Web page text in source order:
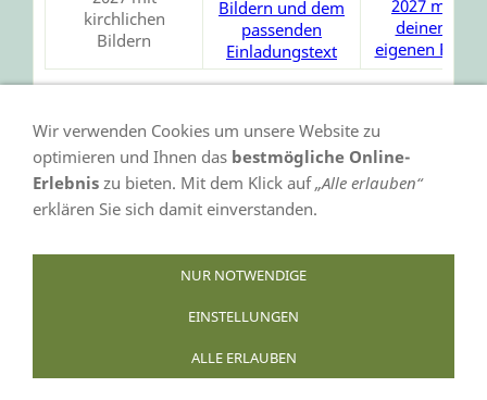
Cookies Widerufsformular
Wir verwenden Cookies um unsere Website zu
optimieren und Ihnen das bestmögliche Online-
Erlebnis zu bieten. Mit dem Klick auf„Alle erlauben“
erklären Sie sich damit einverstanden.
NUR NOTWENDIGE
EINSTELLUNGEN
ALLE ERLAUBEN